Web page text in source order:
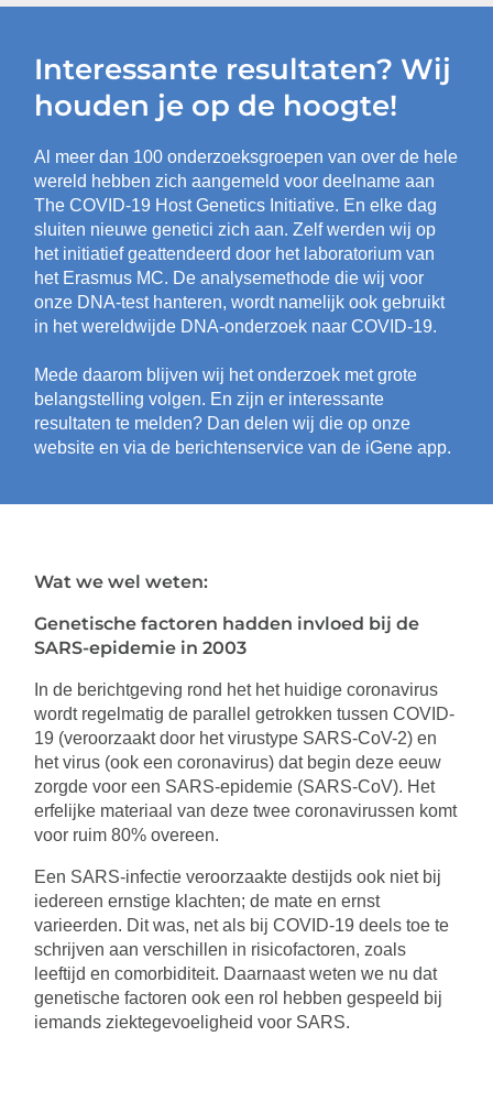
Interessante resultaten? Wij
houden je op de hoogte!
Al meer dan 100 onderzoeksgroepen van over de hele
wereld hebben zich aangemeld voor deelname aan
The COVID-19 Host Genetics Initiative. En elke dag
sluiten nieuwe genetici zich aan. Zelf werden wij op
het initiatief geattendeerd door het laboratorium van
het Erasmus MC. De analysemethode die wij voor
onze DNA-test hanteren, wordt namelijk ook gebruikt
in het wereldwijde DNA-onderzoek naar COVID-19.
Mede daarom blijven wij het onderzoek met grote
belangstelling volgen. En zijn er interessante
resultaten te melden? Dan delen wij die op onze
website en via de berichtenservice van de iGene app.
Wat we wel weten:
Genetische factoren hadden invloed bij de
SARS-epidemie in 2003
In de berichtgeving rond het het huidige coronavirus
wordt regelmatig de parallel getrokken tussen COVID-
19 (veroorzaakt door het virustype SARS-CoV-2) en
het virus (ook een coronavirus) dat begin deze eeuw
zorgde voor een SARS-epidemie (SARS-CoV). Het
erfelijke materiaal van deze twee coronavirussen komt
voor ruim 80% overeen.
Een SARS-infectie veroorzaakte destijds ook niet bij
iedereen ernstige klachten; de mate en ernst
varieerden. Dit was, net als bij COVID-19 deels toe te
schrijven aan verschillen in risicofactoren, zoals
leeftijd en comorbiditeit. Daarnaast weten we nu dat
genetische factoren ook een rol hebben gespeeld bij
iemands ziektegevoeligheid voor SARS.